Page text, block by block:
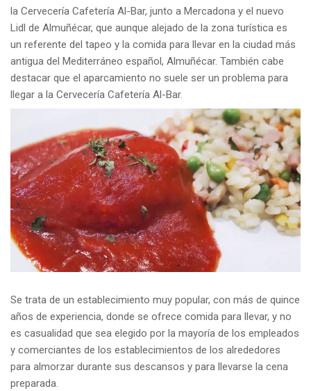
la Cervecería Cafetería Al-Bar, junto a Mercadona y el nuevo
Lidl de Almuñécar, que aunque alejado de la zona turística es
un referente del tapeo y la comida para llevar en la ciudad más
antigua del Mediterráneo español, Almuñécar. También cabe
destacar que el aparcamiento no suele ser un problema para
llegar a la Cervecería Cafetería Al-Bar.
Se trata de un establecimiento muy popular, con más de quince
años de experiencia, donde se ofrece comida para llevar, y no
es casualidad que sea elegido por la mayoría de los empleados
y comerciantes de los establecimientos de los alrededores
para almorzar durante sus descansos y para llevarse la cena
preparada.